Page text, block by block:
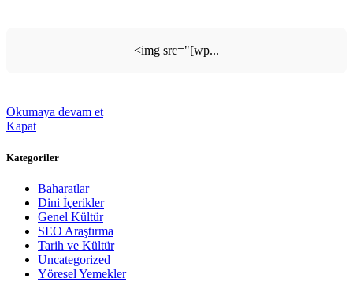
<img src="[wp...
Okumaya devam et
Kapat
Kategoriler
Baharatlar
Dini İçerikler
Genel Kültür
SEO Araştırma
Tarih ve Kültür
Uncategorized
Yöresel Yemekler